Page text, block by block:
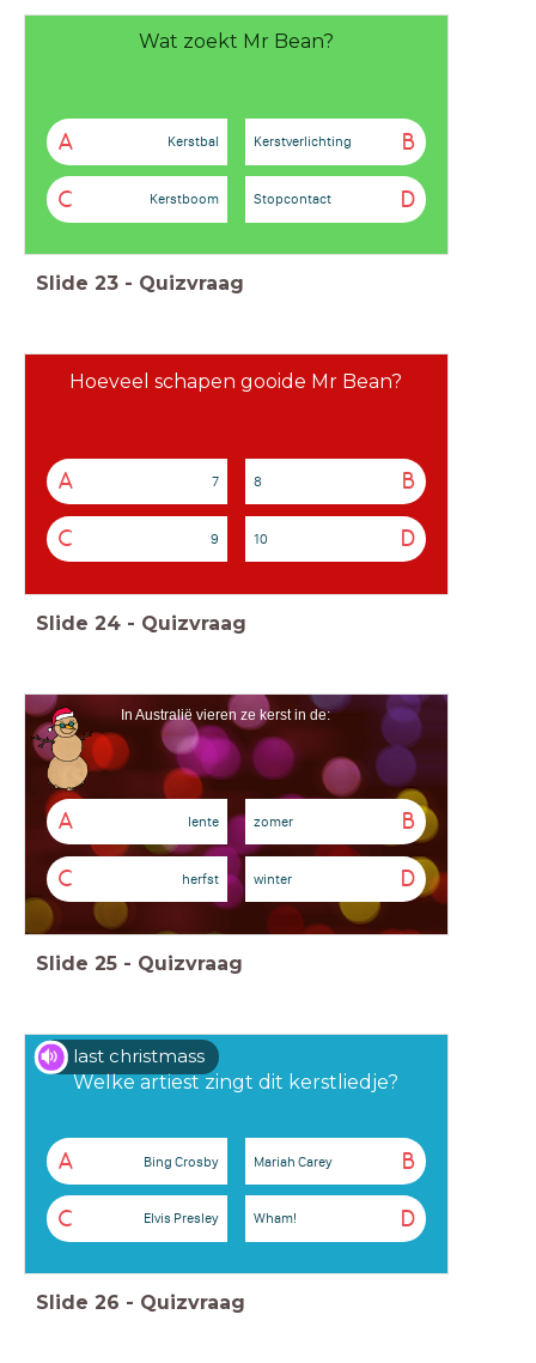
Wat zoekt Mr Bean?
A Kerstbal B
Kerstverlichting
C Kerstboom D
Stopcontact
Slide 23 - Quizvraag
Hoeveel schapen gooide Mr Bean?
A 7 B
8
C 9 D
10
Slide 24 - Quizvraag
In Australië vieren ze kerst in de:
A lente B
zomer
C herfst D
winter
Slide 25 - Quizvraag
Welke artiest zingt dit kerstliedje?
last christmass
A Bing Crosby B
Mariah Carey
C Elvis Presley D
Wham!
Slide 26 - Quizvraag